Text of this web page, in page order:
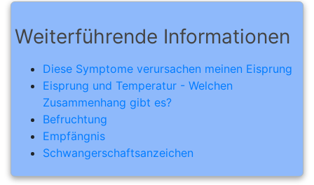
Weiterführende Informationen
Diese Symptome verursachen meinen Eisprung
Eisprung und Temperatur - Welchen
Zusammenhang gibt es?
Befruchtung
Empfängnis
Schwangerschaftsanzeichen